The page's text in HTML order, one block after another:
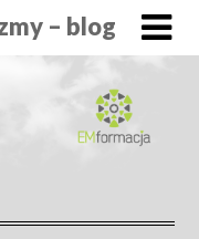
– blog